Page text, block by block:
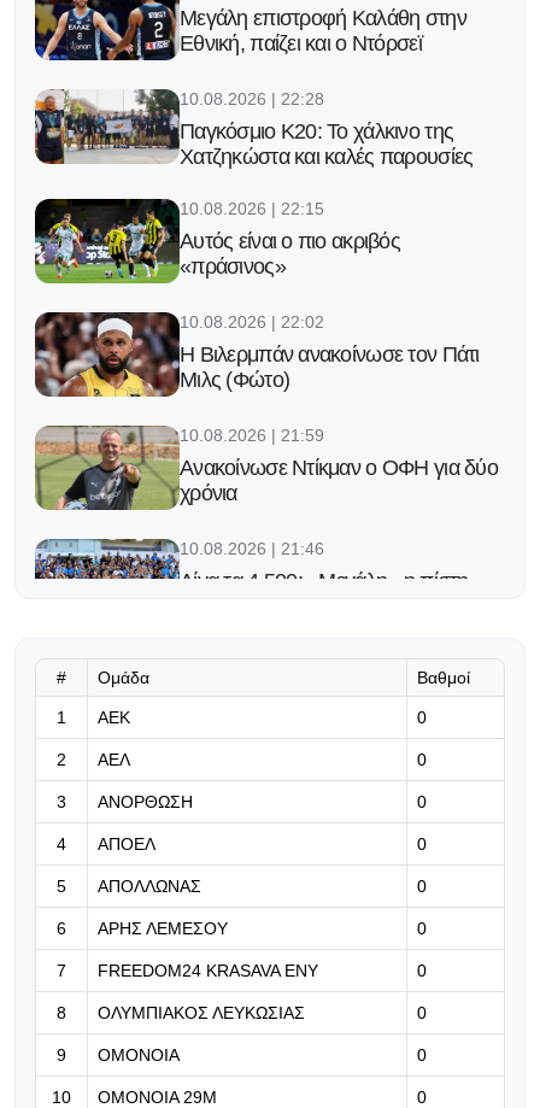
Μεγάλη επιστροφή Καλάθη στην
Εθνική, παίζει και ο Ντόρσεϊ
10.08.2026 | 22:28
Παγκόσμιο Κ20: Το χάλκινο της
Χατζηκώστα και καλές παρουσίες
10.08.2026 | 22:15
Αυτός είναι ο πιο ακριβός
«πράσινος»
10.08.2026 | 22:02
Η Βιλερμπάν ανακοίνωσε τον Πάτι
Μιλς (Φώτο)
10.08.2026 | 21:59
Ανακοίνωσε Ντίκμαν ο ΟΦΗ για δύο
χρόνια
10.08.2026 | 21:46
Λίγα τα 4.500: «Μεγάλη» η πίστη
Η πρώτη εμφάνιση της ΑΕΚ
Αθηνών για τη σεζόν 2026-27
Ευρωπαϊκό: Για πρόκριση ο
Χρυσοστόμου και 8άδα ο Κεσίδης
10.08.2026 | 21:07
ΒΙΝΤΕΟ: Ο Ασόρο σε δράση
10.08.2026 | 20:54
Ο Καντέρ κατέθεσε επίσημα αίτηση
για το Draft του WNBA (Βίντεο)
# Ομάδα Βαθμοί
1 ΑΕΚ 0
2 ΑΕΛ 0
3 ΑΝΟΡΘΩΣΗ 0
4 ΑΠΟΕΛ 0
5 ΑΠΟΛΛΩΝΑΣ 0
6 ΑΡΗΣ ΛΕΜΕΣΟΥ 0
7 FREEDOM24 KRASAVA ΕΝΥ 0
8 ΟΛΥΜΠΙΑΚΟΣ ΛΕΥΚΩΣΙΑΣ 0
9 ΟΜΟΝΟΙΑ 0
10 ΟΜΟΝΟΙΑ 29Μ 0